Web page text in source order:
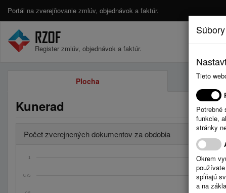
Portál na zverejňovanie zmlúv, objednávok a faktúr.
Register zmlúv, objednávok a faktúr.
Plocha
Kunerad
Počet zverejnených dokumentov za obdobia
0.75
1
Tieto
Potrebné
funkcie,
stránky
Okrem
spĺňajú
a na